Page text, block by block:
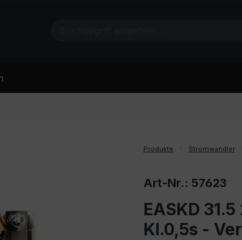
Produkte Stromwandler
Art-Nr.: 57623
EASKD
Kl.0,5s -